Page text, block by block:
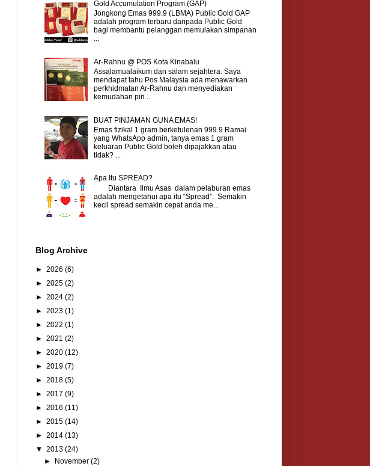
Gold Accumulation Program (GAP)
Jongkong Emas 999.9 (LBMA) Public Gold GAP
adalah program terbaru daripada Public Gold
bagi membantu pelanggan memulakan simpanan
...
Ar-Rahnu @ POS Kota Kinabalu
Assalamualaikum dan salam sejahtera. Saya
mendapat tahu Pos Malaysia ada menawarkan
perkhidmatan Ar-Rahnu dan menyediakan
kemudahan pin...
BUAT PINJAMAN GUNA EMAS!
Emas fizikal 1 gram berketulenan 999.9 Ramai
yang WhatsApp admin, tanya emas 1 gram
keluaran Public Gold boleh dipajakkan atau
tidak? ...
Apa Itu SPREAD?
Diantara Ilmu Asas dalam pelaburan emas
adalah mengetahui apa itu “Spread”. Semakin
kecil spread semakin cepat anda me...
Blog Archive
► 2026 (6)
► 2025 (2)
► 2024 (2)
► 2023 (1)
► 2022 (1)
► 2021 (2)
► 2020 (12)
► 2019 (7)
► 2018 (5)
► 2017 (9)
► 2016 (11)
► 2015 (14)
► 2014 (13)
▼ 2013 (24)
► November(2)